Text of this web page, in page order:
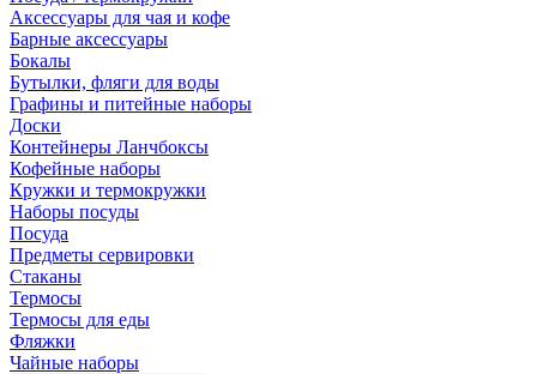
Аксессуары для чая и кофе
Барные аксессуары
Бокалы
Бутылки, фляги для воды
Графины и питейные наборы
Доски
Контейнеры Ланчбоксы
Кофейные наборы
Кружки и термокружки
Наборы посуды
Посуда
Предметы сервировки
Стаканы
Термосы
Термосы для еды
Фляжки
Чайные наборы